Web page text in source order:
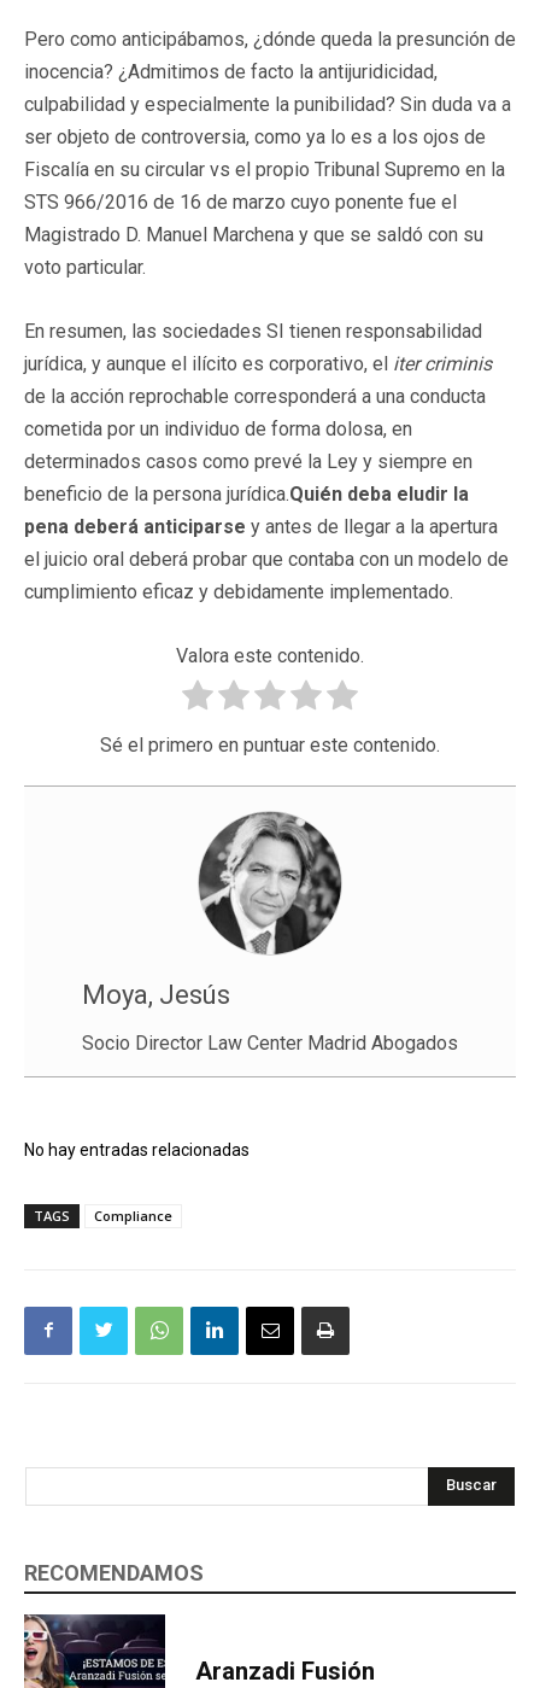
Pero como anticipábamos, ¿dónde queda la presunción de
inocencia? ¿Admitimos de facto la antijuridicidad,
culpabilidad y especialmente la punibilidad? Sin duda va a
ser objeto de controversia, como ya lo es a los ojos de
Fiscalía en su circular vs el propio Tribunal Supremo en la
STS 966/2016 de 16 de marzo cuyo ponente fue el
Magistrado D. Manuel Marchena y que se saldó con su
voto particular.
En resumen, las sociedades SI tienen responsabilidad
jurídica, y aunque el ilícito es corporativo, el iter criminis
de la acción reprochable corresponderá a una conducta
cometida por un individuo de forma dolosa, en
determinados casos como prevé la Ley y siempre en
beneficio de la persona jurídica.Quién deba eludir la
pena deberá anticiparse y antes de llegar a la apertura
el juicio oral deberá probar que contaba con un modelo de
cumplimiento eficaz y debidamente implementado.
Valora este contenido.
Sé el primero en puntuar este contenido.
Moya, Jesús
Socio Director Law Center Madrid Abogados
No hay entradas relacionadas
TAGS Compliance
Buscar
RECOMENDAMOS
Aranzadi Fusión